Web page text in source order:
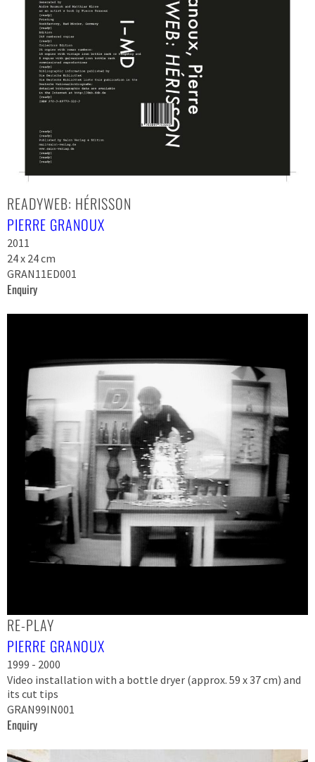
READYWEB: HÉRISSON
PIERRE GRANOUX
2011
24 x 24 cm
GRAN11ED001
Enquiry
RE-PLAY
PIERRE GRANOUX
1999 - 2000
Video installation with a bottle dryer (approx. 59 x 37 cm) and
its cut tips
GRAN99IN001
Enquiry